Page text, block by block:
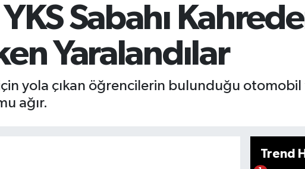
Sabahı
Yaralandılar
yola çıkan öğrencilerin bulunduğu otomobil
ağır.
Trend